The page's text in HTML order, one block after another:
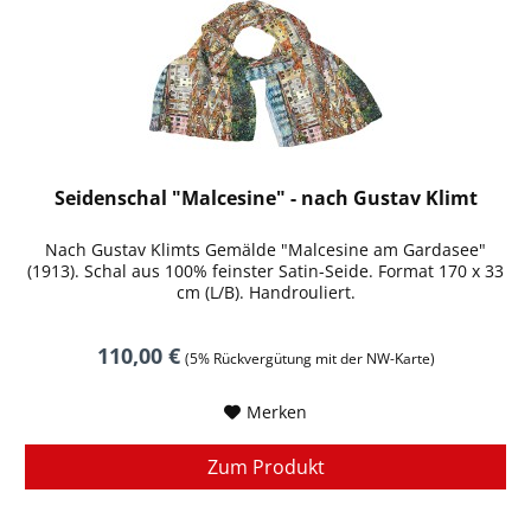
Seidenschal "Malcesine" - nach Gustav Klimt
Nach Gustav Klimts Gemälde "Malcesine am Gardasee"
(1913). Schal aus 100% feinster Satin-Seide. Format 170 x 33
cm (L/B). Handrouliert.
110,00 € (5% Rückvergütung mit der NW-Karte)
Merken
Zum Produkt